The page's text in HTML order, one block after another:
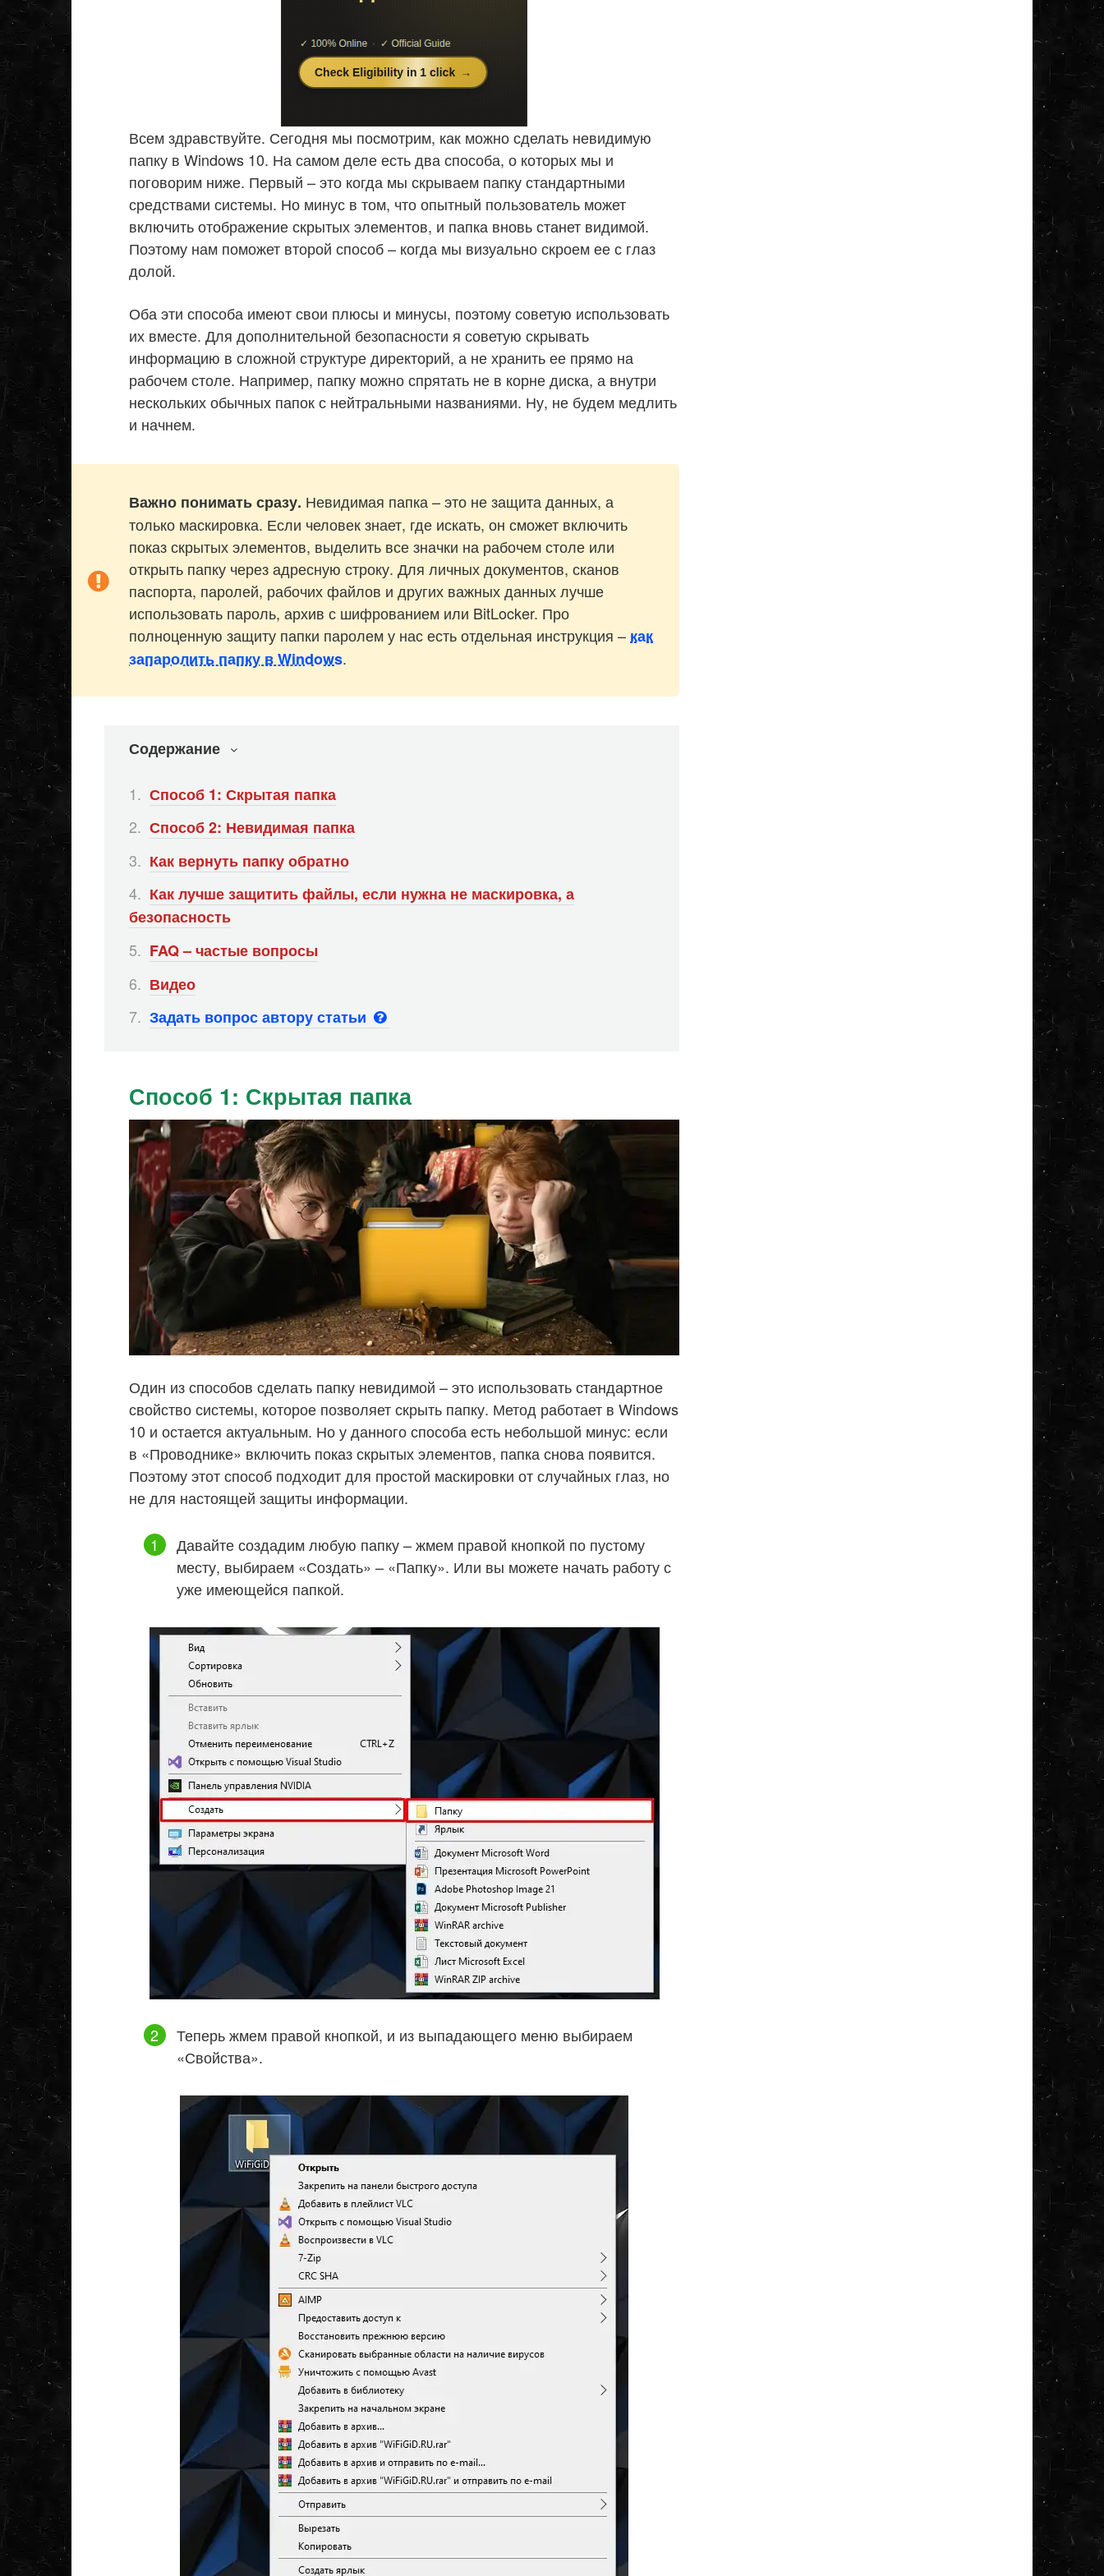
Всем здравствуйте. Сегодня мы посмотрим, как можно сделать невидимую
папку в Windows 10. На самом деле есть два способа, о которых мы и
поговорим ниже. Первый – это когда мы скрываем папку стандартными
средствами системы. Но минус в том, что опытный пользователь может
включить отображение скрытых элементов, и папка вновь станет видимой.
Поэтому нам поможет второй способ – когда мы визуально скроем ее с глаз
долой.
Оба эти способа имеют свои плюсы и минусы, поэтому советую использовать
их вместе. Для дополнительной безопасности я советую скрывать
информацию в сложной структуре директорий, а не хранить ее прямо на
рабочем столе. Например, папку можно спрятать не в корне диска, а внутри
нескольких обычных папок с нейтральными названиями. Ну, не будем медлить
и начнем.
Важно понимать сразу. Невидимая папка – это не защита данных, а
только маскировка. Если человек знает, где искать, он сможет включить
показ скрытых элементов, выделить все значки на рабочем столе или
открыть папку через адресную строку. Для личных документов, сканов
паспорта, паролей, рабочих файлов и других важных данных лучше
использовать пароль, архив с шифрованием или BitLocker. Про
полноценную защиту папки паролем у нас есть отдельная инструкция – как
запаролить папку в Windows.
Содержание
Способ 1: Скрытая папка
Способ 2: Невидимая папка
Как вернуть папку обратно
Как лучше защитить файлы, если нужна не маскировка, а
безопасность
FAQ – частые вопросы
Видео
Задать вопрос автору статьи
Способ 1: Скрытая папка
Один из способов сделать папку невидимой – это использовать стандартное
свойство системы, которое позволяет скрыть папку. Метод работает в Windows
10 и остается актуальным. Но у данного способа есть небольшой минус: если
в «Проводнике» включить показ скрытых элементов, папка снова появится.
Поэтому этот способ подходит для простой маскировки от случайных глаз, но
не для настоящей защиты информации.
Давайте создадим любую папку – жмем правой кнопкой по пустому
месту, выбираем «Создать» – «Папку». Или вы можете начать работу с
уже имеющейся папкой.
Теперь жмем правой кнопкой, и из выпадающего меню выбираем
«Свойства».